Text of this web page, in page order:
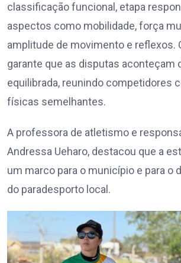
classificação funcional, etapa
aspectos como mobilidade, força
amplitude de movimento e reflexos.
garante que as disputas aconteçam
equilibrada, reunindo competidores
físicas semelhantes.
A professora de atletismo e
Andressa Ueharo, destacou que a
um marco para o município e para o
do paradesporto local.